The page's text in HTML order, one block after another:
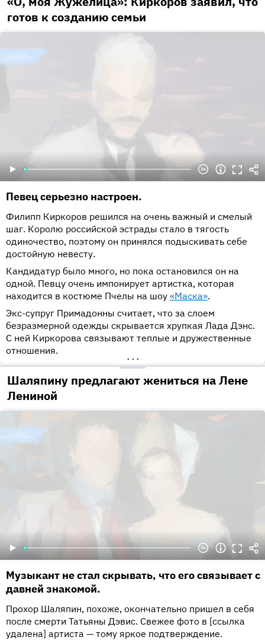
готов к созданию семьи
Певец серьезно настроен.
Филипп Киркоров решился на очень важный и смелый
шаг. Королю российской эстрады стало в тягость
одиночество, поэтому он принялся подыскивать себе
достойную невесту.
Кандидатур было много, но пока остановился он на
одной. Певцу очень импонирует артистка, которая
находится в костюме Пчелы на шоу «Маска».
Экс-супруг Примадонны считает, что за слоем
безразмерной одежды скрывается хрупкая Лада Дэнс.
С ней Киркорова связывают теплые и дружественные
отношения.
•••
Шаляпину предлагают жениться на Лене
Лениной
Музыкант не стал скрывать, что его связывает с
давней знакомой.
Прохор Шаляпин, похоже, окончательно пришел в себя
после смерти Татьяны Дэвис. Свежее фото в [ссылка
удалена] артиста — тому яркое подтверждение.